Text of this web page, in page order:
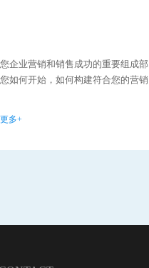
企业营销和销售成功的重要组成部
如何开始，如何构建符合您的营销
多+